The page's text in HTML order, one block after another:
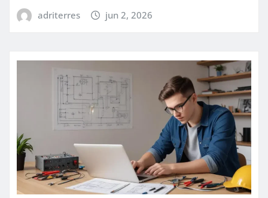
adriterres jun 2, 2026